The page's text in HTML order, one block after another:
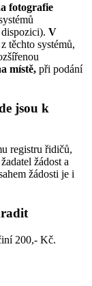
fotografie
V
z těchto systémů,
místě, při podání
jsou k
registru řidičů,
žádost a
žádosti je i
200,- Kč.